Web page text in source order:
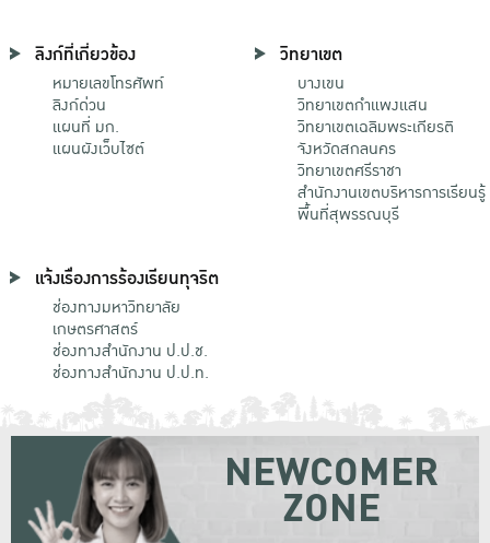
ลิงก์ที่เกี่ยวข้อง
หมายเลขโทรศัพท์
ลิงก์ด่วน
แผนที่ มก.
แผนผังเว็บไซต์
วิทยาเขต
บางเขน
วิทยาเขตกําแพงแสน
วิทยาเขตเฉลิมพระเกียรติ
จังหวัดสกลนคร
วิทยาเขตศรีราชา
สำนักงานเขตบริหารการเรียนรู้
พื้นที่สุพรรณบุรี
แจ้งเรื่องการร้องเรียนทุจริต
ช่องทางมหาวิทยาลัย
เกษตรศาสตร์
ช่องทางสำนักงาน ป.ป.ช.
ช่องทางสำนักงาน ป.ป.ท.
NEWCOMER
ZONE